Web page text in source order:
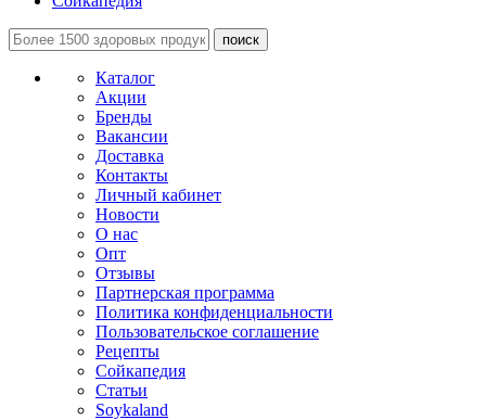
поиск
Каталог
Акции
Бренды
Вакансии
Доставка
Контакты
Личный кабинет
Новости
О нас
Опт
Отзывы
Партнерская программа
Политика конфиденциальности
Пользовательское соглашение
Рецепты
Сойкапедия
Статьи
Soykaland